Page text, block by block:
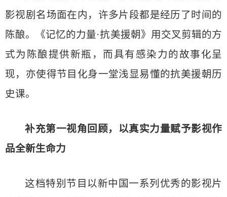
影视剧名场面在内，许多片段都是经历了时间的
陈酿。《记忆的力量·抗美援朝》用交叉剪辑的方
式为陈酿提供新瓶，而具有感染力的故事化呈
现，亦使得节目化身一堂浅显易懂的抗美援朝历
史课。
补充第一视角回顾，以真实力量赋予影视作
品全新生命力
这档特别节目以新中国一系列优秀的影视片